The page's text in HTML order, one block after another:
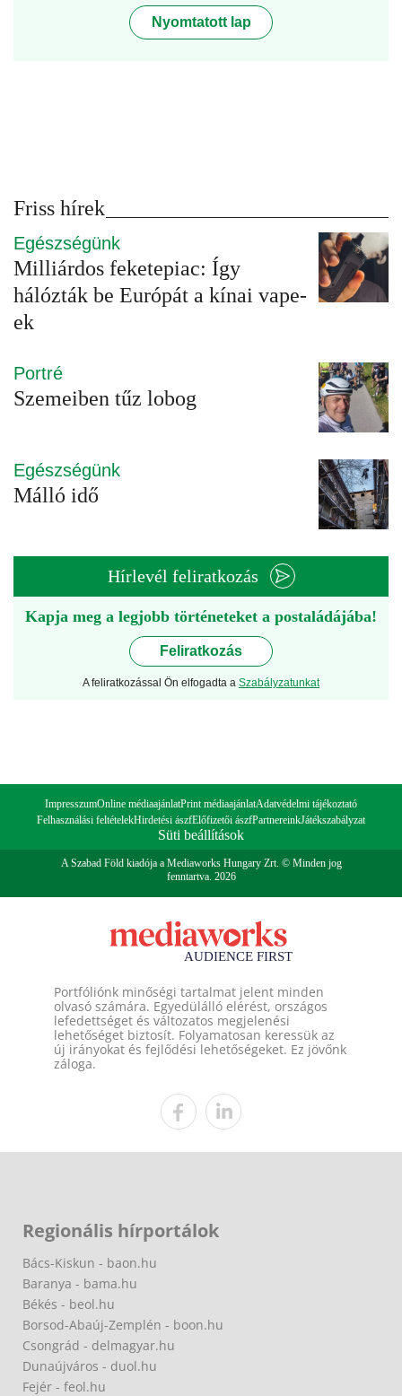
Nyomtatott lap
Friss hírek
Egészségünk
Milliárdos feketepiac: Így
hálózták be Európát a kínai vape-
ek
Portré
Szemeiben tűz lobog
Egészségünk
Málló idő
Hírlevél feliratkozás
Kapja meg a legjobb történeteket a postaládájába!
Feliratkozás
A feliratkozással Ön elfogadta a Szabályzatunkat
ImpresszumOnline médiaajánlatPrint médiaajánlatAdatvédelmi tájékoztató
Felhasználási feltételekHirdetési ászfElőfizetői ászfPartnereinkJátékszabályzat
Süti beállítások
A Szabad Föld kiadója a Mediaworks Hungary Zrt. © Minden jog
fenntartva. 2026
Portfóliónk minőségi tartalmat jelent minden
olvasó számára. Egyedülálló elérést, országos
lefedettséget és változatos megjelenési
lehetőséget biztosít. Folyamatosan keressük az
új irányokat és fejlődési lehetőségeket. Ez jövőnk
záloga.
Regionális hírportálok
Bács-Kiskun - baon.hu
Baranya - bama.hu
Békés - beol.hu
Borsod-Abaúj-Zemplén - boon.hu
Csongrád - delmagyar.hu
Dunaújváros - duol.hu
Fejér - feol.hu